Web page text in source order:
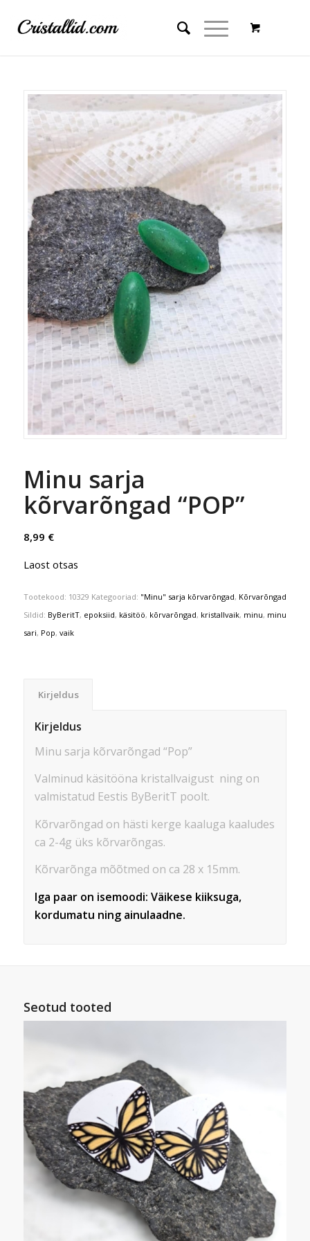
Minu sarja
kõrvarõngad “POP”
8,99 €
Laost otsas
Tootekood: 10329 Kategooriad: "Minu" sarja kõrvarõngad, Kõrvarõngad
Sildid: ByBeritT, epoksiid, käsitöö, kõrvarõngad, kristallvaik, minu, minu
sari, Pop, vaik
Kirjeldus
Kirjeldus
Minu sarja kõrvarõngad “Pop”
Valminud käsitööna kristallvaigust ning on
valmistatud Eestis ByBeritT poolt.
Kõrvarõngad on hästi kerge kaaluga kaaludes
ca 2-4g üks kõrvarõngas.
Kõrvarõnga mõõtmed on ca 28 x 15mm.
Iga paar on isemoodi: Väikese kiiksuga,
kordumatu ning ainulaadne.
Seotud tooted